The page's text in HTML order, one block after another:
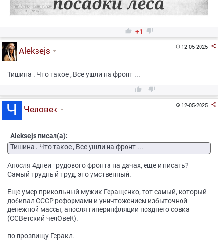
 +1 
12-05-2025 
Aleksejs
Тишина . Что такое , Все ушли на фронт ...
 
12-05-2025 
Человек
Aleksejs писал(а):
Тишина . Что такое , Все ушли на фронт ...
Апосля 4дней трудового фронта на дачах, еще и писать?
Самый трудный труд, это умственный.
Еще умер прикольный мужик Геращенко, тот самый, который
добивал СССР реформами и уничтожением избыточной
денежной массы, апосля гиперинфляции позднего совка
(СОВетский челОвеК).
по прозвищу Геракл.